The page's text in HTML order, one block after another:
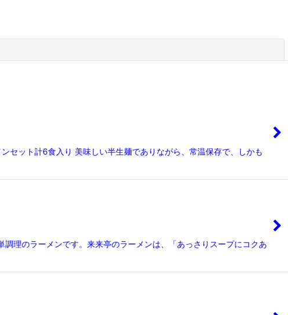
セット計6食入り 美味しい半生麺でありながら、常温保存で、しかも
理のラーメンです。来来亭のラーメンは、「あっさりスープにコクあ